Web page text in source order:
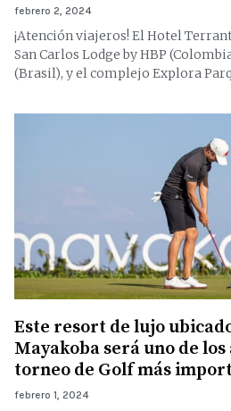
febrero 2, 2024
¡Atención viajeros! El Hotel
San Carlos Lodge by HBP
(Brasil), y el complejo Explora
Este resort de lujo
Mayakoba será uno de
torneo de Golf más
febrero 1, 2024